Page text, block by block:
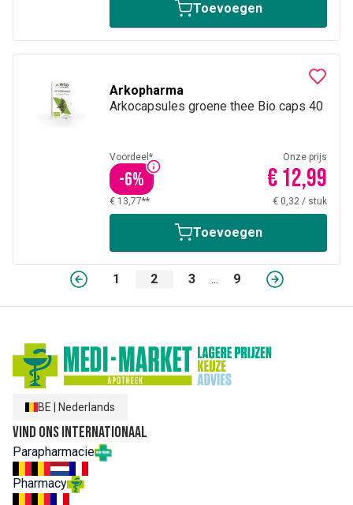
Toevoegen
Arkopharma
Arkocapsules groene thee Bio caps 40
Voordeel*
-6%
Onze prijs
€ 12,99
€ 13,77** € 0,32 / stuk
Toevoegen
1 2 3 ... 9
BE Nederlands
Vind ons internationaal
Parapharmacie
Pharmacy